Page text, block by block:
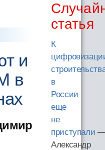
и
в
статья
К
в
России
еще
не
приступали
Александр